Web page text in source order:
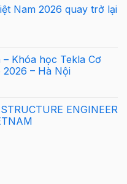
Nam 2026 quay trở lại
Khóa học Tekla Cơ
2026 – Hà Nội
ENGINEER